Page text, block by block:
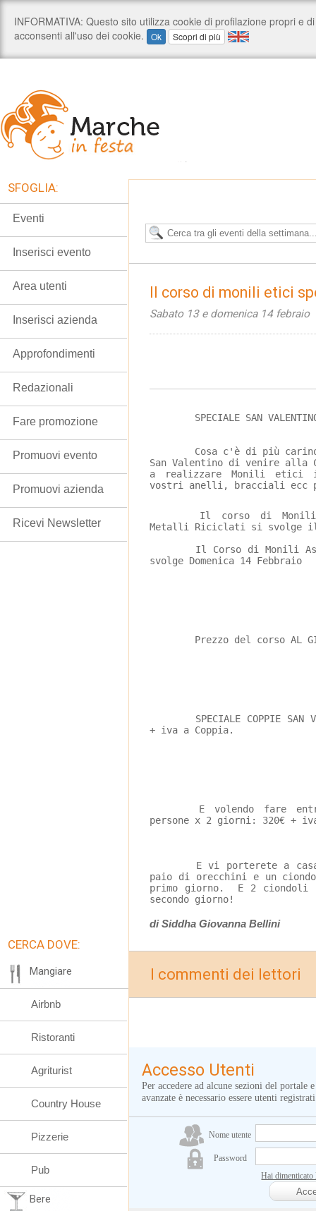
Il corso di monili etici
Sabato 13 e domenica 14 febraio
SPECIALE SAN
Cosa c'è di più
San Valentino di venire alla
a realizzare Monili
vostri anelli, bracciali ecc
Il corso di
Metalli Riciclati si svolge il
svolge Domenica 14 Febbraio
Prezzo del corso AL
SPECIALE COPPIE
+ iva a Coppia.
E volendo fare
persone x 2 giorni: 320€ +
paio di orecchini e un
primo giorno.  E 2
secondo giorno!
di Siddha Giovanna Bellini
I commenti dei lettori
Accesso Utenti
Per accedere ad alcune sezioni del portale
avanzate è necessario essere utenti registrati
Nome utente
Password
Hai dimenticato
SFOGLIA:
Eventi
Inserisci evento
Area utenti
Inserisci azienda
Approfondimenti
Redazionali
Fare promozione
Promuovi evento
Promuovi azienda
Ricevi Newsletter
CERCA DOVE:
Mangiare
Airbnb
Ristoranti
Agriturist
Country House
Pizzerie
Pub
Bere